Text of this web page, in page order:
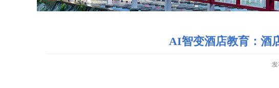
AI智变酒店教育：酒
发